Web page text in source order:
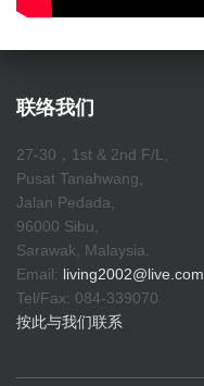
联络我们
27-30，1st & 2nd F/L,
Pusat Tanahwang,
Jalan Pedada,
96000 Sibu,
Sarawak, Malaysia.
Email: living2002@live.com
Tel/Fax: 084-339070
按此与我们联系